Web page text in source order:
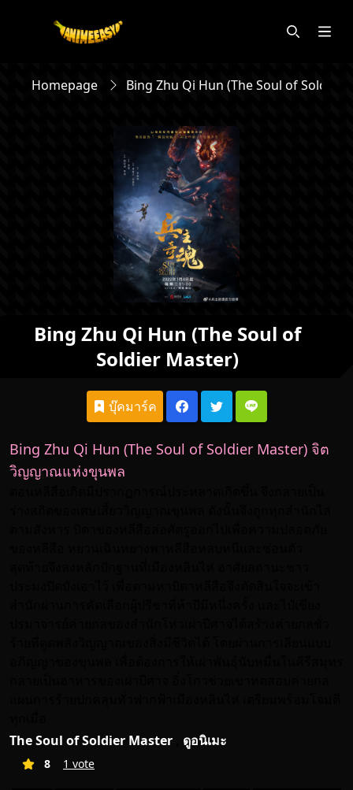
Homepage Bing Zhu Qi Hun (The Soul of Soldier
Bing Zhu Qi Hun (The Soul of
Soldier Master)
บุ๊คมาร์ค
Bing Zhu Qi Hun (The Soul of Soldier Master) จิต
วิญญาณแห่งขุนพล
The Soul of Soldier Master
ดูอนิเมะ
8 1 vote